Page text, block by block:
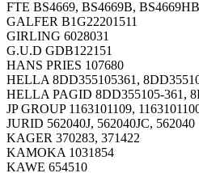
FTE BS4669, BS4669B, BS4669HB
GALFER B1G22201511
GIRLING 6028031
G.U.D GDB122151
HANS PRIES 107680
HELLA 8DD355105361,
HELLA PAGID 8DD355105-361,
JP GROUP 1163101109,
JURID 562040J, 562040JC, 562040
KAGER 370283, 371422
KAMOKA 1031854
KAWE 654510